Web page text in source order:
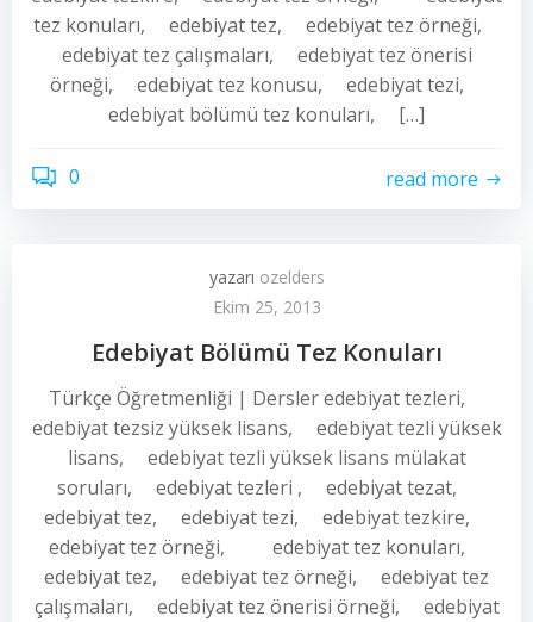
tez konuları, edebiyat tez, edebiyat tez örneği,
edebiyat tez çalışmaları, edebiyat tez önerisi
örneği, edebiyat tez konusu, edebiyat tezi,
edebiyat bölümü tez konuları, […]
0 read more
yazarı ozelders
Ekim 25, 2013
Edebiyat Bölümü Tez Konuları
Türkçe Öğretmenliği | Dersler edebiyat tezleri,
edebiyat tezsiz yüksek lisans, edebiyat tezli yüksek
lisans, edebiyat tezli yüksek lisans mülakat
soruları, edebiyat tezleri , edebiyat tezat,
edebiyat tez, edebiyat tezi, edebiyat tezkire,
edebiyat tez örneği, edebiyat tez konuları,
edebiyat tez, edebiyat tez örneği, edebiyat tez
çalışmaları, edebiyat tez önerisi örneği, edebiyat